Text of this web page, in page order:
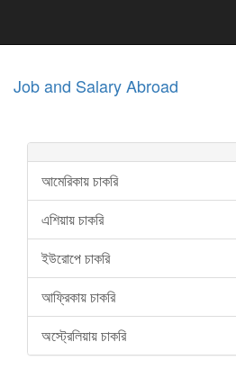
Job and Salary Abroad
আমেরিকায় চাকরি
এশিয়ায় চাকরি
ইউরোপে চাকরি
আফ্রিকায় চাকরি
অস্ট্রেলিয়ায় চাকরি